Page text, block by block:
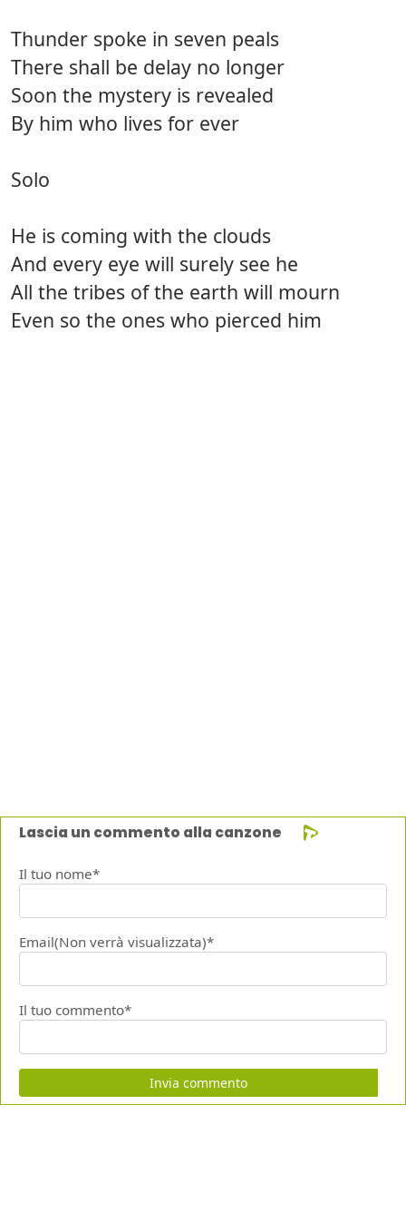
Thunder spoke in seven peals
There shall be delay no longer
Soon the mystery is revealed
By him who lives for ever
Solo
He is coming with the clouds
And every eye will surely see he
All the tribes of the earth will mourn
Even so the ones who pierced him
Lascia un commento alla canzone
Il tuo nome*
Email(Non verrà visualizzata)*
Il tuo commento*
Invia commento